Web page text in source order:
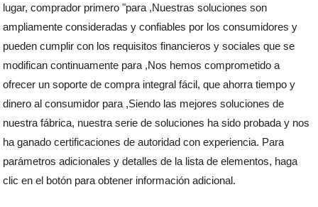
lugar, comprador primero "para ,Nuestras soluciones son
ampliamente consideradas y confiables por los consumidores y
pueden cumplir con los requisitos financieros y sociales que se
modifican continuamente para ,Nos hemos comprometido a
ofrecer un soporte de compra integral fácil, que ahorra tiempo y
dinero al consumidor para ,Siendo las mejores soluciones de
nuestra fábrica, nuestra serie de soluciones ha sido probada y nos
ha ganado certificaciones de autoridad con experiencia. Para
parámetros adicionales y detalles de la lista de elementos, haga
clic en el botón para obtener información adicional.